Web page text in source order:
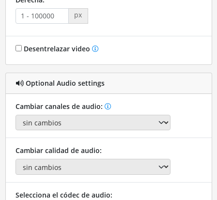
px
Desentrelazar video
Optional Audio settings
Cambiar canales de audio:
Cambiar calidad de audio:
Selecciona el códec de audio: